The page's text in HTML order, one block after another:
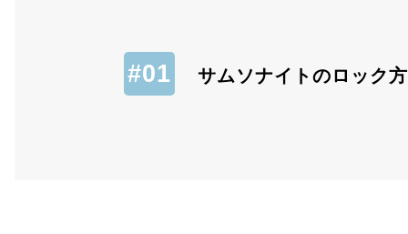
サムソナイトのロック